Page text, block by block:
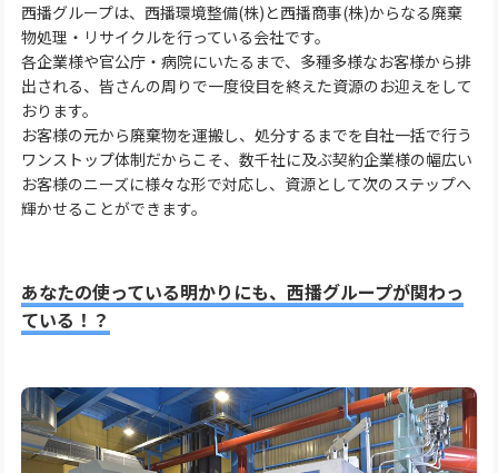
⻄播グループは、西播環境整備(株)と西播商事(株)からなる廃棄
物処理・リサイクルを行っている会社です。
各企業様や官公庁・病院にいたるまで、多種多様なお客様から排
出される、皆さんの周りで一度役目を終えた資源のお迎えをして
おります。
お客様の元から廃棄物を運搬し、処分するまでを自社一括で行う
ワンストップ体制だからこそ、数千社に及ぶ契約企業様の幅広い
お客様のニーズに様々な形で対応し、資源として次のステップへ
輝かせることができます。
あなたの使っている明かりにも、西播グループが関わっ
ている！？